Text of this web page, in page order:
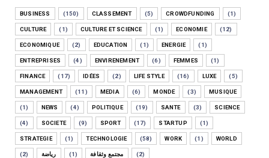
BUSINESS (150) CLASSEMENT (5) CROWDFUNDING (1)
CULTURE (1) CULTURE ET SCIENCE (1) ECONOMIE (12)
ECONOMIQUE (2) EDUCATION (1) ENERGIE (1)
ENTREPRISES (4) ENVIRENEMENT (6) FEMMES (1)
FINANCE (17) IDÉES (2) LIFE STYLE (16) LUXE (5)
MANAGEMENT (11) MEDIA (6) MONDE (3) MUSIQUE
(1) NEWS (4) POLITIQUE (19) SANTE (3) SCIENCE
(4) SOCIETE (9) SPORT (17) STARTUP (1)
STRATEGIE (1) TECHNOLOGIE (58) WORK (1) WORLD
(2) رياضة (1) مجتمع وثقافة (2)